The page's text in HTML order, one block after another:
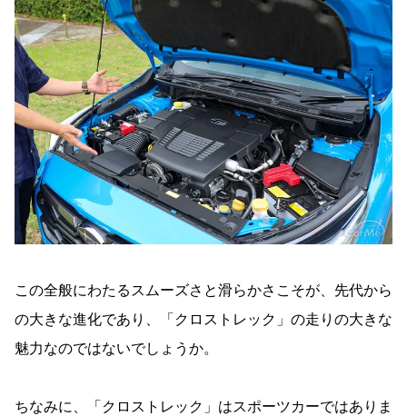
この全般にわたるスムーズさと滑らかさこそが、先代から
の大きな進化であり、「クロストレック」の走りの大きな
魅力なのではないでしょうか。
ちなみに、「クロストレック」はスポーツカーではありま